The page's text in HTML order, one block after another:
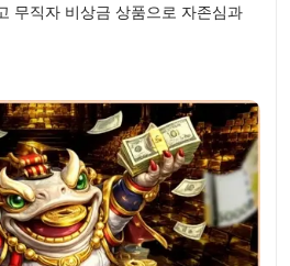
무직자 비상금 상품으로 자존심과